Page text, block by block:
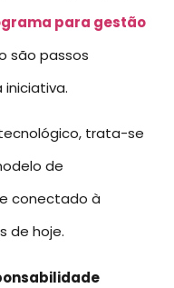
para gestão
são passos
trata-se
de
conectado à
de hoje.